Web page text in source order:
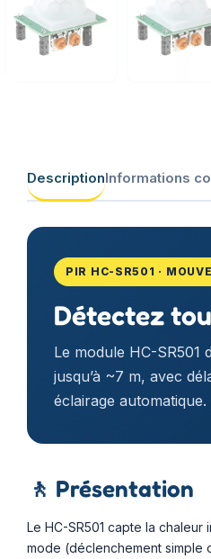
DescriptionInformations
PIR HC-SR501 ·
Détectez
Le module HC-SR501
jusqu’à ~7 m, avec
éclairage automatique.
🚶 Présentation
Le HC-SR501 capte la
mode (déclenchement simple